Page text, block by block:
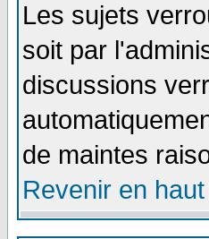
Les sujets
soit par
discussions
de maintes
Revenir en